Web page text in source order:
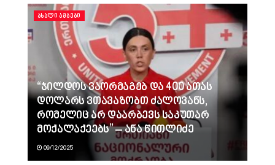
ᲐᲮᲐᲚᲘ ᲐᲛᲑᲔᲑᲘ
“ჯილდოს ვაორმაგებ და 400 ათას
დოლარს ვთავაზობთ ძალოვანს,
რომელიც არ დაარბევს საკუთარ
მოქალაქეებს” – ანა წითლიძე
09/12/2025